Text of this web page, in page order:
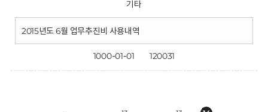
기타
2015년도 6월 업무추진비 사용내역
1000-01-01 120031